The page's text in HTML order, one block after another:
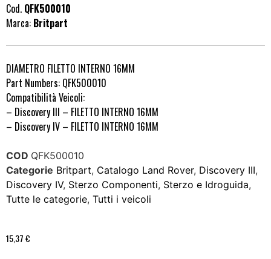
Cod. QFK500010
Marca: Britpart
DIAMETRO FILETTO INTERNO 16MM
Part Numbers: QFK500010
Compatibilità Veicoli:
– Discovery III – FILETTO INTERNO 16MM
– Discovery IV – FILETTO INTERNO 16MM
COD QFK500010
Categorie Britpart, Catalogo Land Rover, Discovery III,
Discovery IV, Sterzo Componenti, Sterzo e Idroguida,
Tutte le categorie, Tutti i veicoli
15,37€